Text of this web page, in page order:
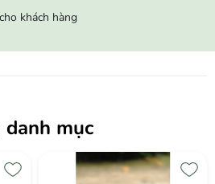
khách hàng
danh mục